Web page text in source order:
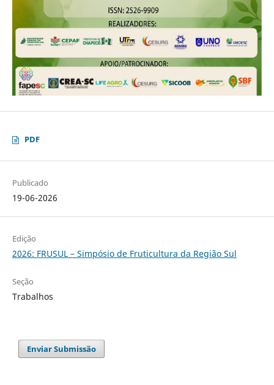
PDF
Publicado
19-06-2026
Edição
2026: FRUSUL – Simpósio de Fruticultura da Região Sul
Seção
Trabalhos
Enviar Submissão